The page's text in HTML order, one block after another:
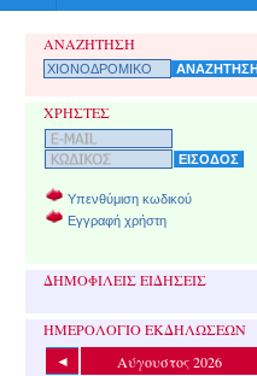
ΑΝΑΖΗΤΗΣΗ
ΧΡΗΣΤΕΣ
Υπενθύμιση κωδικού
Εγγραφή χρήστη
ΔΗΜΟΦΙΛΕΙΣ ΕΙΔΗΣΕΙΣ
ΗΜΕΡΟΛΟΓΙΟ ΕΚΔΗΛΩΣΕΩΝ
◄ Αύγουστος 2026